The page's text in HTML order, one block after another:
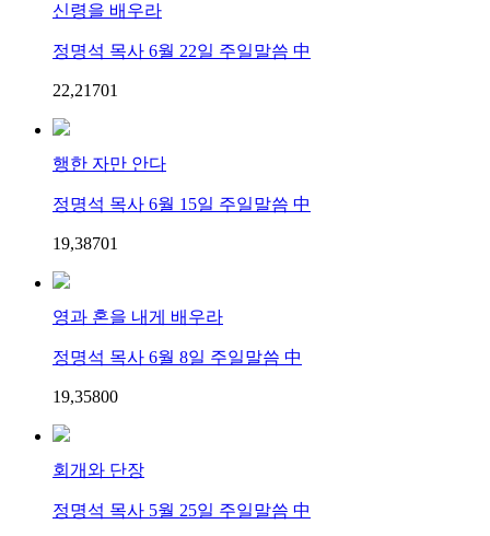
신령을 배우라
정명석 목사 6월 22일 주일말씀 中
22,21701
행한 자만 안다
정명석 목사 6월 15일 주일말씀 中
19,38701
영과 혼을 내게 배우라
정명석 목사 6월 8일 주일말씀 中
19,35800
회개와 단장
정명석 목사 5월 25일 주일말씀 中